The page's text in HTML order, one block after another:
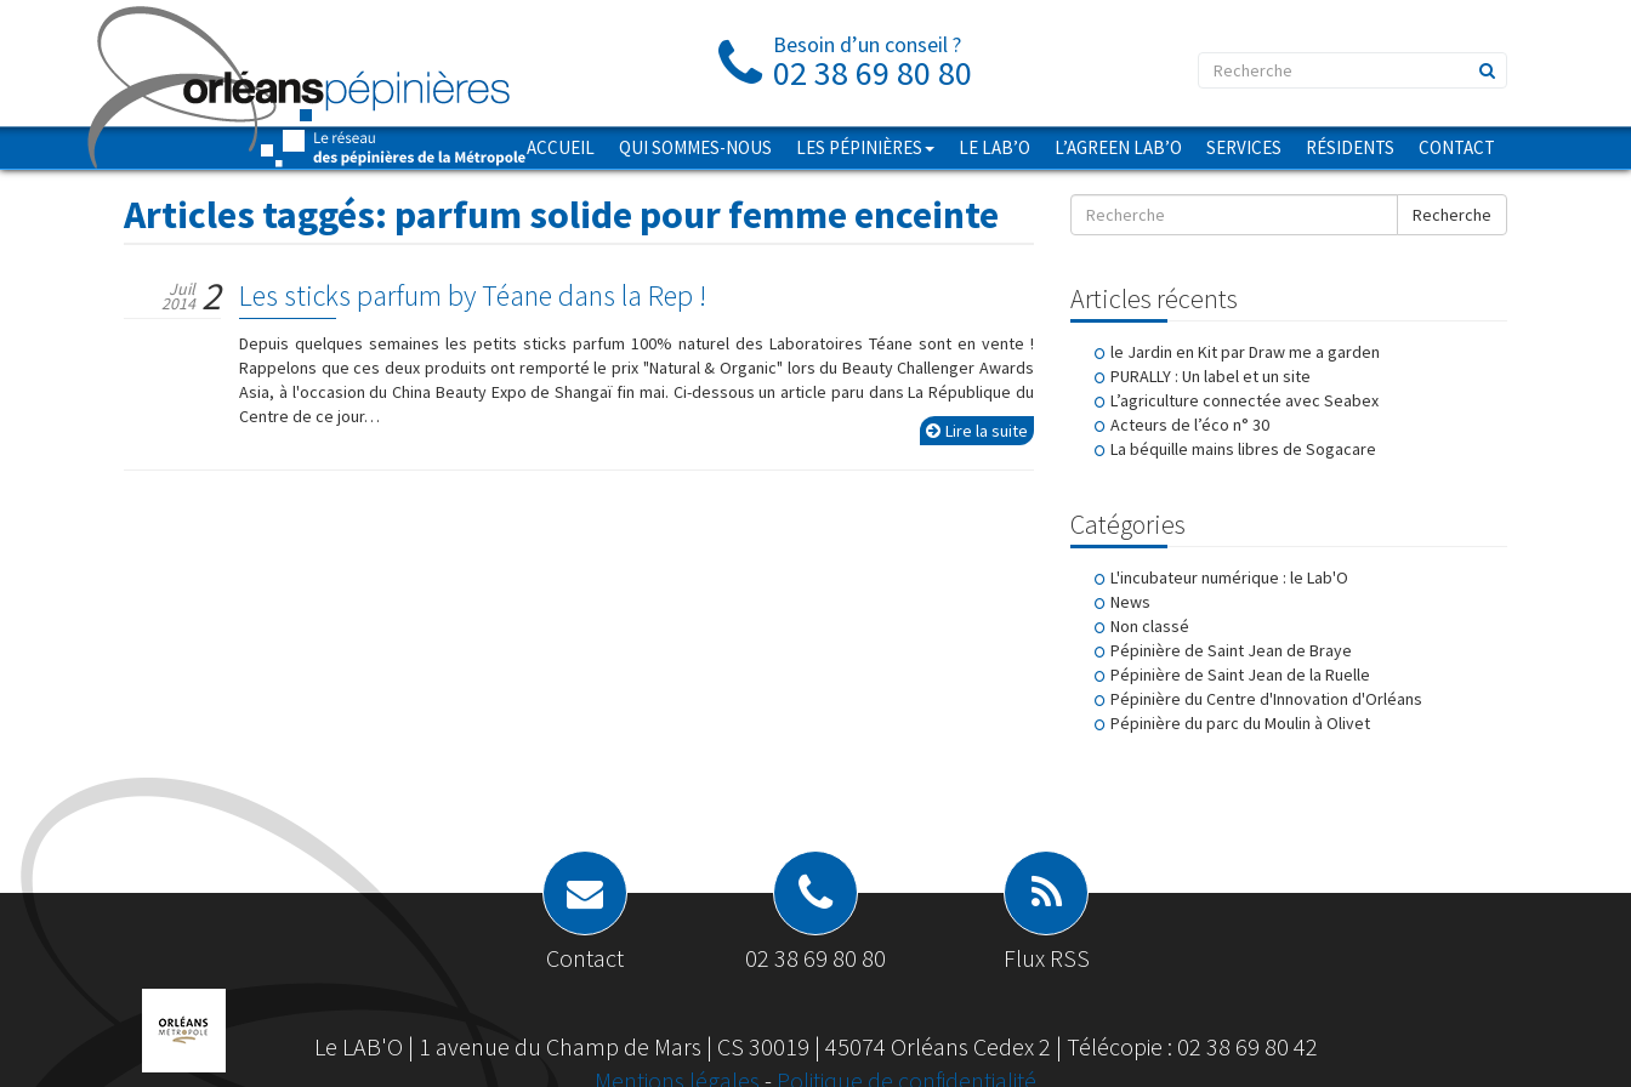
Besoin d’un conseil ?
02 38 69 80 80
ACCUEIL QUI SOMMES-NOUS LES PÉPINIÈRES LE LAB’O L’AGREEN LAB’O SERVICES RÉSIDENTS CONTACT
Articles taggés: parfum solide pour femme enceinte
Les sticks parfum by Téane dans la Rep !
Juil
2014 2
Depuis quelques semaines les petits sticks parfum 100% naturel des Laboratoires Téane sont en vente !
Rappelons que ces deux produits ont remporté le prix "Natural & Organic" lors du Beauty Challenger Awards
Asia, à l'occasion du China Beauty Expo de Shangaï fin mai. Ci-dessous un article paru dans La République du
Centre de ce jour…
Lire la suite
Recherche
Articles récents
le Jardin en Kit par Draw me a garden
PURALLY : Un label et un site
L’agriculture connectée avec Seabex
Acteurs de l’éco n° 30
La béquille mains libres de Sogacare
Catégories
L'incubateur numérique : le Lab'O
News
Non classé
Pépinière de Saint Jean de Braye
Pépinière de Saint Jean de la Ruelle
Pépinière du Centre d'Innovation d'Orléans
Pépinière du parc du Moulin à Olivet
Contact 02 38 69 80 80 Flux RSS
Le LAB'O | 1 avenue du Champ de Mars | CS 30019 | 45074 Orléans Cedex 2 | Télécopie : 02 38 69 80 42
Mentions légales - Politique de confidentialité